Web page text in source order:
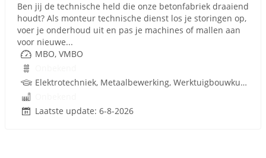
Ben jij de technische held die onze betonfabriek draaiend
houdt? Als monteur technische dienst los je storingen op,
voer je onderhoud uit en pas je machines of mallen aan
voor nieuwe...
MBO, VMBO
Elektrotechniek, Metaalbewerking, Werktuigbouwkunde, Metaal, PLC, Techniek, W-Installaties, VMBO
Laatste update: 6-8-2026